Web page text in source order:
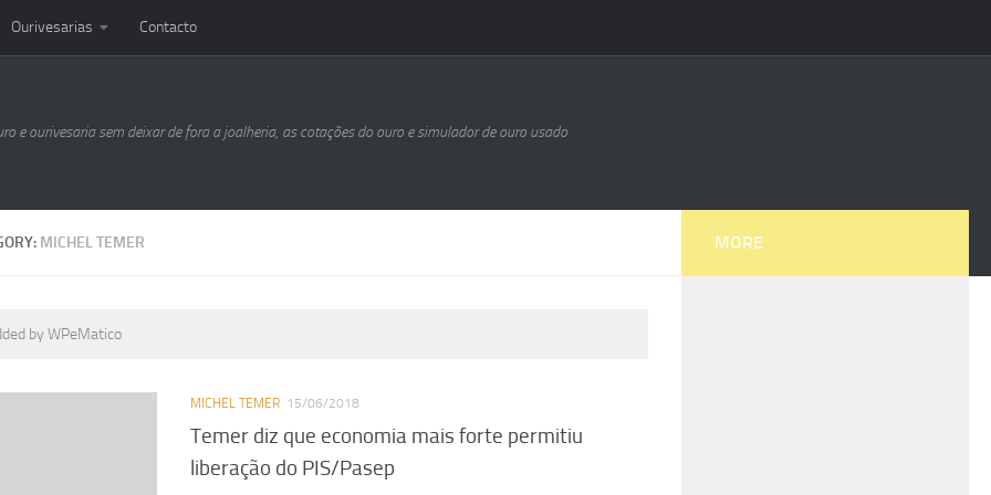
Ourivesarias Contacto
e ourivesaria sem deixar de fora a joalheria, as cotações do ouro e simulador de ouro usado
MICHEL TEMER
by WPeMatico
MICHEL TEMER 15/06/2018
Temer diz que economia mais forte permitiu
liberação do PIS/Pasep
MORE